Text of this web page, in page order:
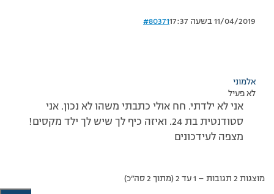
11/04/2019 בשעה 17:37 #80371
אלמוני
לא פעיל
אני לא ילדתי. חח אולי כתבתי משהו לא נכון. אני
סטודנטית בת 24. ואיזה כיף לך שיש לך ילד מקסים!
מצפה לעידכונים
מוצגות 2 תגובות – 1 עד 2 (מתוך 2 סה״כ)